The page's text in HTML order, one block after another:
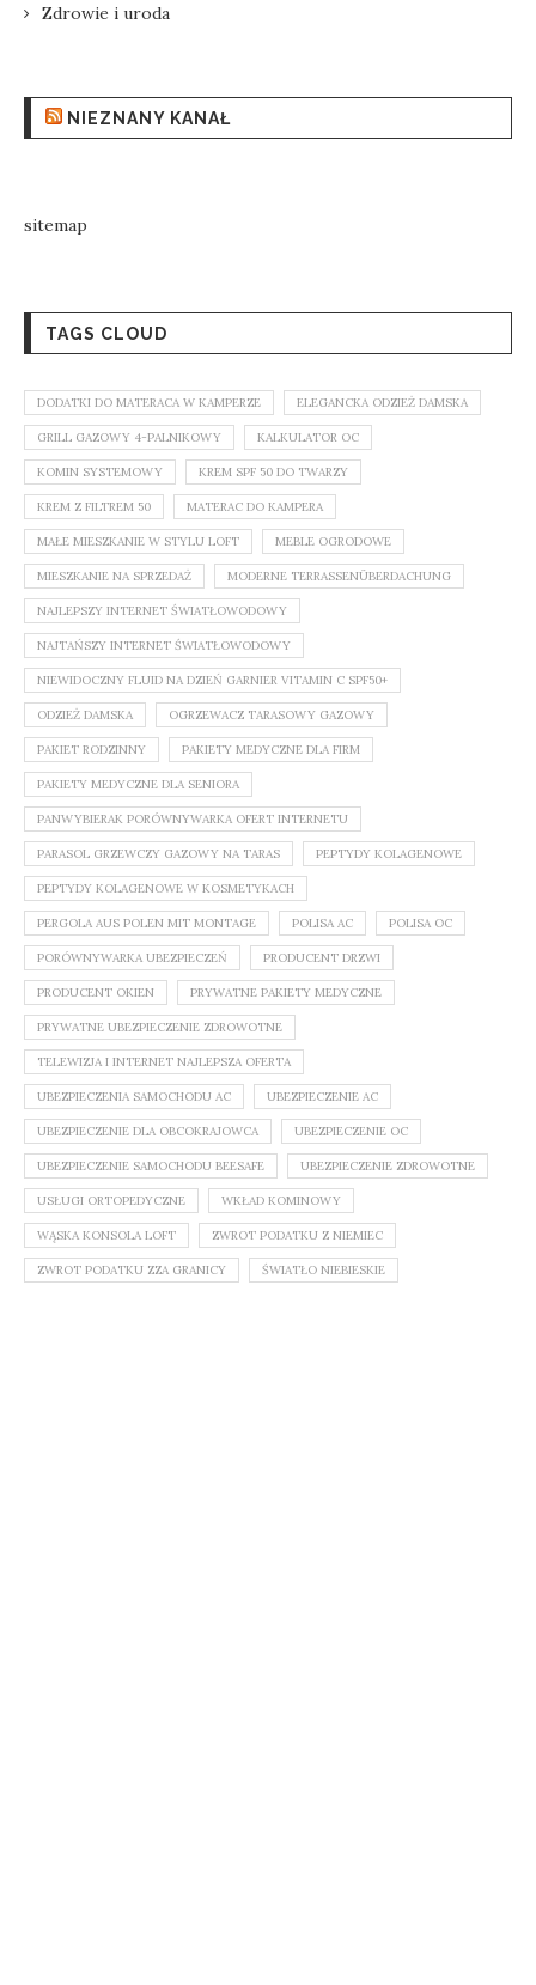
Zdrowie i uroda
NIEZNANY KANAŁ
sitemap
TAGS CLOUD
DODATKI DO MATERACA W KAMPERZE ELEGANCKA ODZIEŻ DAMSKA
GRILL GAZOWY 4-PALNIKOWY KALKULATOR OC
KOMIN SYSTEMOWY KREM SPF 50 DO TWARZY
KREM Z FILTREM 50 MATERAC DO KAMPERA
MAŁE MIESZKANIE W STYLU LOFT MEBLE OGRODOWE
MIESZKANIE NA SPRZEDAŻ MODERNE TERRASSENÜBERDACHUNG
NAJLEPSZY INTERNET ŚWIATŁOWODOWY
NAJTAŃSZY INTERNET ŚWIATŁOWODOWY
NIEWIDOCZNY FLUID NA DZIEŃ GARNIER VITAMIN C SPF50+
ODZIEŻ DAMSKA OGRZEWACZ TARASOWY GAZOWY
PAKIET RODZINNY PAKIETY MEDYCZNE DLA FIRM
PAKIETY MEDYCZNE DLA SENIORA
PANWYBIERAK PORÓWNYWARKA OFERT INTERNETU
PARASOL GRZEWCZY GAZOWY NA TARAS PEPTYDY KOLAGENOWE
PEPTYDY KOLAGENOWE W KOSMETYKACH
PERGOLA AUS POLEN MIT MONTAGE POLISA AC POLISA OC
PORÓWNYWARKA UBEZPIECZEŃ PRODUCENT DRZWI
PRODUCENT OKIEN PRYWATNE PAKIETY MEDYCZNE
PRYWATNE UBEZPIECZENIE ZDROWOTNE
TELEWIZJA I INTERNET NAJLEPSZA OFERTA
UBEZPIECZENIA SAMOCHODU AC UBEZPIECZENIE AC
UBEZPIECZENIE DLA OBCOKRAJOWCA UBEZPIECZENIE OC
UBEZPIECZENIE SAMOCHODU BEESAFE UBEZPIECZENIE ZDROWOTNE
USŁUGI ORTOPEDYCZNE WKŁAD KOMINOWY
WĄSKA KONSOLA LOFT ZWROT PODATKU Z NIEMIEC
ZWROT PODATKU ZZA GRANICY ŚWIATŁO NIEBIESKIE